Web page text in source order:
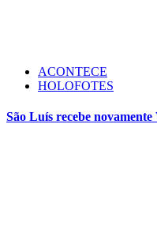
ACONTECE
HOLOFOTES
São Luís recebe